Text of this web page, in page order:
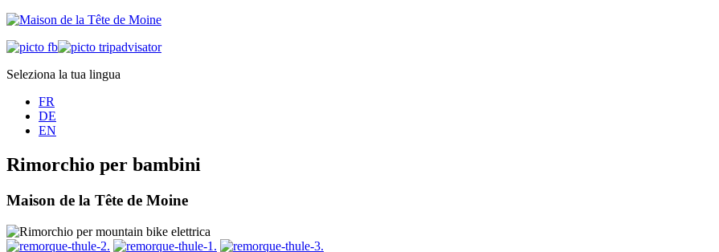
Seleziona la tua lingua
FR
DE
EN
Rimorchio per bambini
Maison de la Tête de Moine